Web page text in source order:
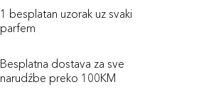
1 besplatan uzorak uz svaki
parfem
Besplatna dostava za sve
narudźbe preko 100KM